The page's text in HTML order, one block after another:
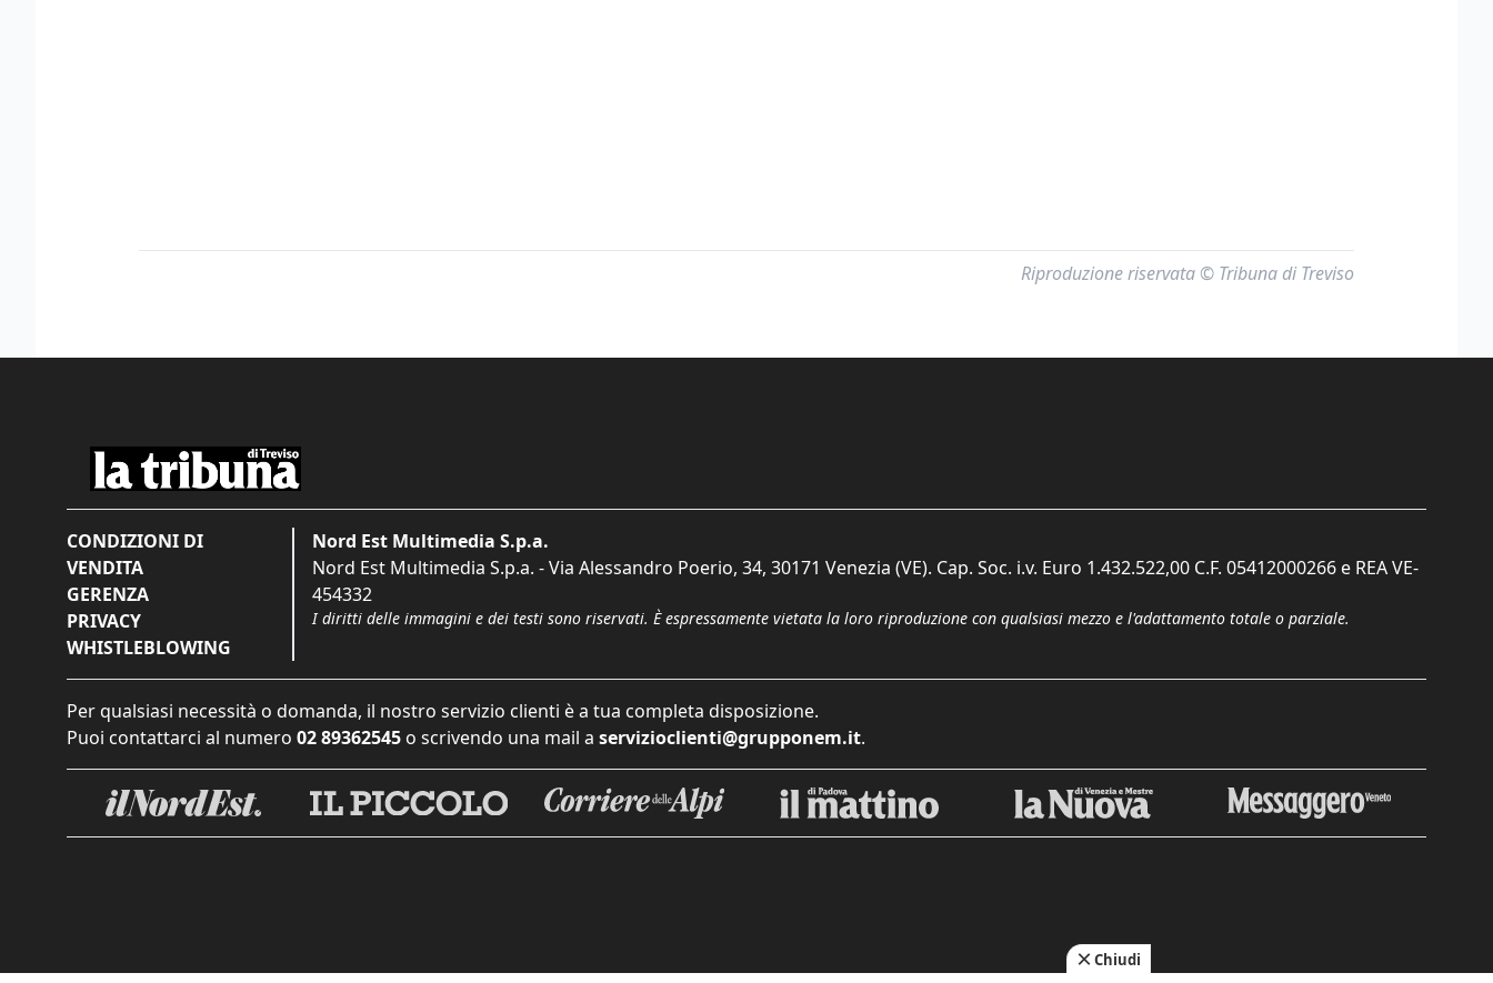
Riproduzione riservata © Tribuna di Treviso
CONDIZIONI DI
VENDITA
GERENZA
PRIVACY
WHISTLEBLOWING
Nord Est Multimedia S.p.a.
Nord Est Multimedia S.p.a. - Via Alessandro Poerio, 34, 30171 Venezia (VE). Cap. Soc. i.v. Euro 1.432.522,00 C.F. 05412000266 e REA VE-
454332
I diritti delle immagini e dei testi sono riservati. È espressamente vietata la loro riproduzione con qualsiasi mezzo e l'adattamento totale o parziale.
Per qualsiasi necessità o domanda, il nostro servizio clienti è a tua completa disposizione.
Puoi contattarci al numero 02 89362545 o scrivendo una mail a servizioclienti@grupponem.it.
Chiudi